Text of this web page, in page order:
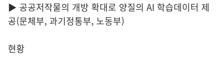
▶ 공공저작물의 개방 확대로 양질의 AI 학습데이터 제
공(문체부, 과기정통부, 노동부)
현황